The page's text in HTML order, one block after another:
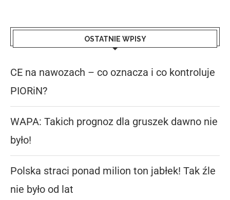
OSTATNIE WPISY
CE na nawozach – co oznacza i co kontroluje
PIORiN?
WAPA: Takich prognoz dla gruszek dawno nie
było!
Polska straci ponad milion ton jabłek! Tak źle
nie było od lat